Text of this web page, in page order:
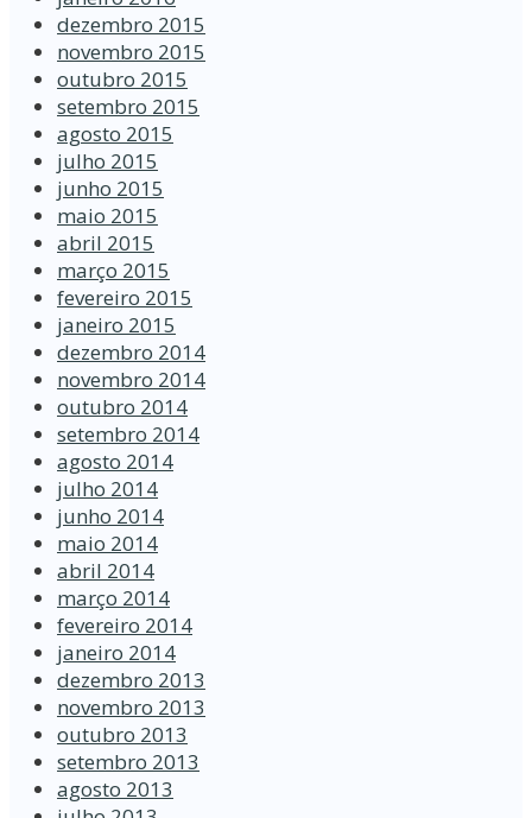
dezembro 2015
novembro 2015
outubro 2015
setembro 2015
agosto 2015
julho 2015
junho 2015
maio 2015
abril 2015
março 2015
fevereiro 2015
janeiro 2015
dezembro 2014
novembro 2014
outubro 2014
setembro 2014
agosto 2014
julho 2014
junho 2014
maio 2014
abril 2014
março 2014
fevereiro 2014
janeiro 2014
dezembro 2013
novembro 2013
outubro 2013
setembro 2013
agosto 2013